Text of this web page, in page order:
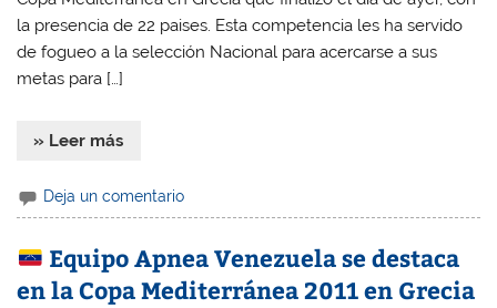
la presencia de 22 paises. Esta competencia les ha servido
de fogueo a la selección Nacional para acercarse a sus
metas para […]
» Leer más
Deja un comentario
Equipo Apnea Venezuela se destaca
en la Copa Mediterránea 2011 en Grecia